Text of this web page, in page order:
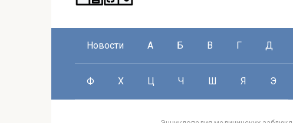
Новости А Б В Г Д
Ф Х Ц Ч Ш Я Э